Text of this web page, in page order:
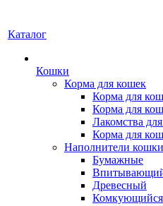
Каталог
Кошки
Корма для кошек
Корма для
Корма для
Лакомства
Корма для
Наполнители кошки
Бумажные
Древесный
Комкующийся